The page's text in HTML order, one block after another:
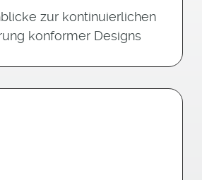
zur kontinuierlichen
konformer Designs